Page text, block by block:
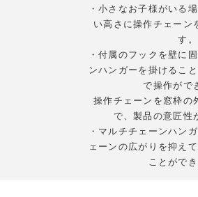
・小さなお子様がいる
い高さに操作チェーン
す。
・付属のフックを壁に
ンハンガーを掛けるこ
で操作がで
操作チェーンを窓枠の
で、製品の意匠性
・マルチチェーンハン
ェーンの広がりを抑え
ことができ